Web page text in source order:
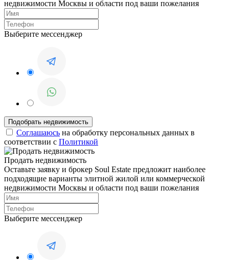
недвижимости Москвы и области под ваши пожелания
Выберите мессенджер
Соглашаюсь на обработку персональных данных в
соответствии с Политикой
Продать недвижимость
Оставьте заявку и брокер Soul Estate предложит наиболее
подходящие варианты элитной жилой или коммерческой
недвижимости Москвы и области под ваши пожелания
Выберите мессенджер